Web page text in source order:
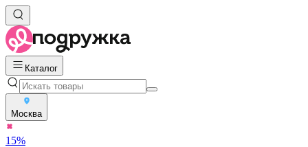
Каталог
Москва
15%